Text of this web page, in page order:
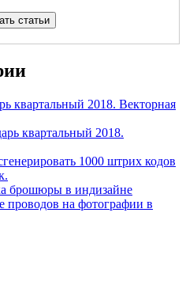
квартальный 2018. Векторная
квартальный 2018.
1000 штрих кодов
брошюры в индизайне
проводов на фотографии в